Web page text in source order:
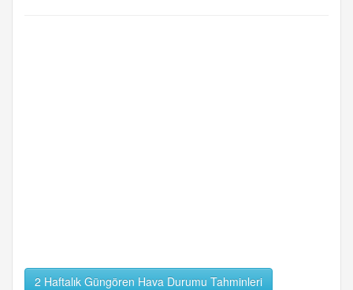
2 Haftalık Güngören Hava Durumu Tahminleri